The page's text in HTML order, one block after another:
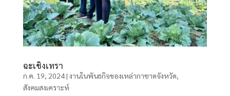
ฉะเชิงเทรา
ก.ค. 19, 2024| งานในพันธกิจของเหล่ากาชาดจังหวัด,
สังคมสงเคราะห์